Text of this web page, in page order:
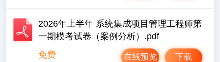
2026年上半年 系统集成项目管理工程师第
一期模考试卷（案例分析）.pdf
免费
下载
在线预览